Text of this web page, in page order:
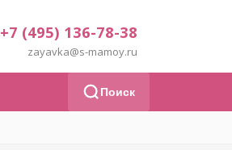
+7 (495) 136-78-38
zayavka@s-mamoy.ru
Поиск